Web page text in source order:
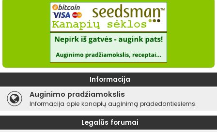
Informacija
Auginimo pradžiamokslis
Informacija apie kanapių auginimą pradedantiesiems.
Legalūs forumai